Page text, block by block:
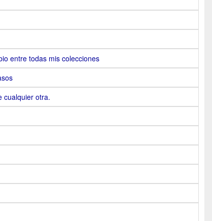
entre todas mis colecciones
cualquier otra.